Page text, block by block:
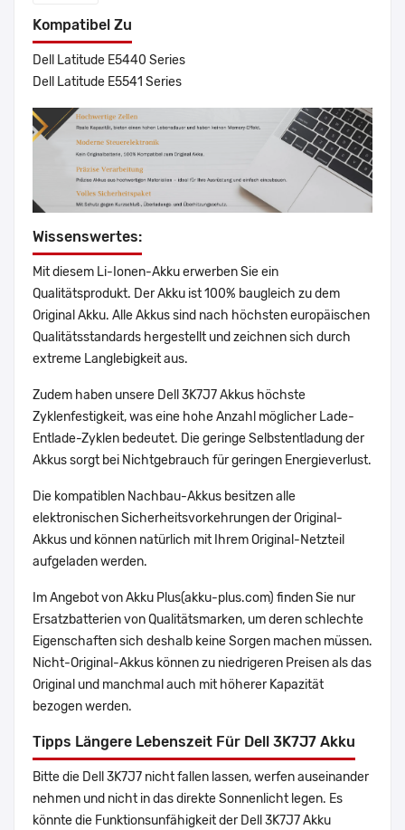
Kompatibel Zu
Dell Latitude E5440 Series
Dell Latitude E5541 Series
Wissenswertes:
Mit diesem Li-Ionen-Akku erwerben Sie ein
Qualitätsprodukt. Der Akku ist 100% baugleich zu dem
Original Akku. Alle Akkus sind nach höchsten europäischen
Qualitätsstandards hergestellt und zeichnen sich durch
extreme Langlebigkeit aus.
Zudem haben unsere Dell 3K7J7 Akkus höchste
Zyklenfestigkeit, was eine hohe Anzahl möglicher Lade-
Entlade-Zyklen bedeutet. Die geringe Selbstentladung der
Akkus sorgt bei Nichtgebrauch für geringen Energieverlust.
Die kompatiblen Nachbau-Akkus besitzen alle
elektronischen Sicherheitsvorkehrungen der Original-
Akkus und können natürlich mit Ihrem Original-Netzteil
aufgeladen werden.
Im Angebot von Akku Plus(akku-plus.com) finden Sie nur
Ersatzbatterien von Qualitätsmarken, um deren schlechte
Eigenschaften sich deshalb keine Sorgen machen müssen.
Nicht-Original-Akkus können zu niedrigeren Preisen als das
Original und manchmal auch mit höherer Kapazität
bezogen werden.
Tipps Längere Lebenszeit Für Dell 3K7J7 Akku
Bitte die Dell 3K7J7 nicht fallen lassen, werfen auseinander
nehmen und nicht in das direkte Sonnenlicht legen. Es
könnte die Funktionsunfähigkeit der Dell 3K7J7 Akku